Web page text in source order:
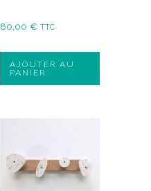
80,00 € TTC
AJOUTER AU
PANIER